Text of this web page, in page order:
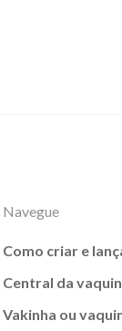
Navegue
Como criar e
Central da
Vakinha ou